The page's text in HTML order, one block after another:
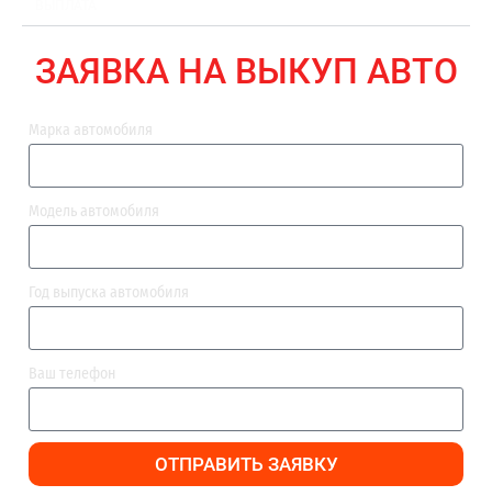
ЗАЯВКА НА ВЫКУП АВТО
Марка автомобиля
Модель автомобиля
Год выпуска автомобиля
Ваш телефон
ОТПРАВИТЬ ЗАЯВКУ